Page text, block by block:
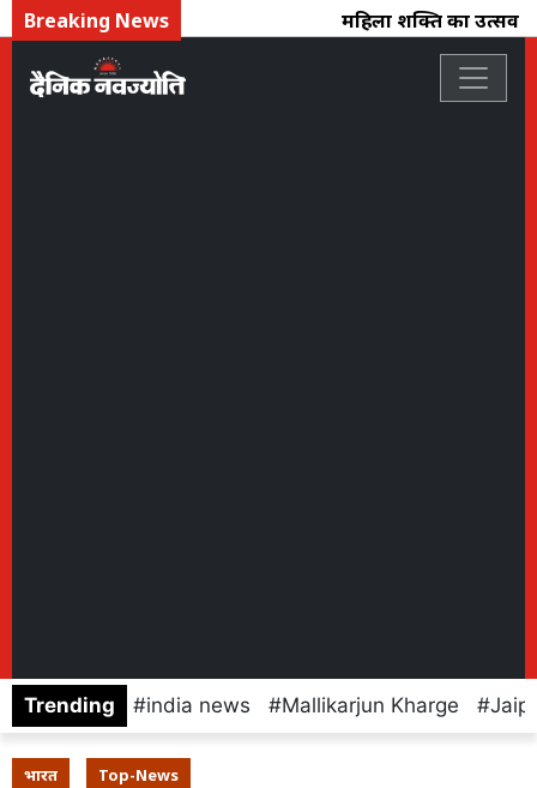
Breaking News महिला शक्ति का उत्सव :
Trending india news Mallikarjun Kharge
भारत Top-News